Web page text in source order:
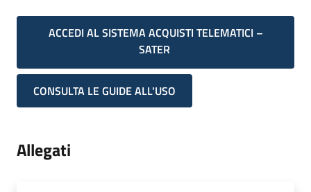
ACCEDI AL SISTEMA ACQUISTI TELEMATICI –
SATER
CONSULTA LE GUIDE ALL'USO
Allegati